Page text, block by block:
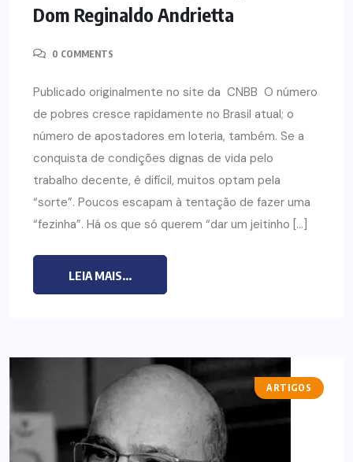
Dom Reginaldo Andrietta
0 COMMENTS
Publicado originalmente no site da CNBB O número
de pobres cresce rapidamente no Brasil atual; o
número de apostadores em loteria, também. Se a
conquista de condições dignas de vida pelo
trabalho decente, é difícil, muitos optam pela
“sorte”. Poucos escapam à tentação de fazer uma
“fezinha”. Há os que só querem “dar um jeitinho […]
LEIA MAIS...
ARTIGOS